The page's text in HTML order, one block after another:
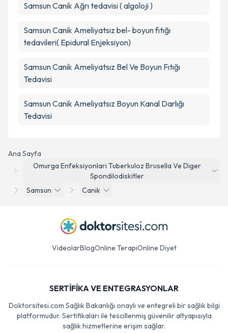
Ana Sayfa
Omurga Enfeksiyonlari Tuberkuloz Brusella Ve Diger
Spondilodiskitler
Samsun
Canik
Samsun Canik Ağrı tedavisi ( algoloji )
Samsun Canik Ameliyatsız bel- boyun fıtığı
tedavileri( Epidural Enjeksiyon)
Samsun Canik Ameliyatsız Bel Ve Boyun Fıtığı
Tedavisi
Samsun Canik Ameliyatsız Boyun Kanal Darlığı
Tedavisi
VideolarBlogOnline TerapiOnline Diyet
SERTİFİKA VE ENTEGRASYONLAR
Doktorsitesi.com Sağlık Bakanlığı onaylı ve entegreli bir sağlık bilgi
platformudur. Sertifikaları ile tescillenmiş güvenilir altyapısıyla
sağlık hizmetlerine erişim sağlar.